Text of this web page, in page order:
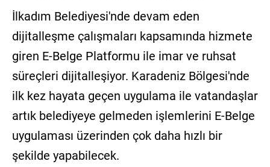
İlkadım Belediyesi'nde devam eden
dijitalleşme çalışmaları kapsamında hizmete
giren E-Belge Platformu ile imar ve ruhsat
süreçleri dijitalleşiyor. Karadeniz Bölgesi'nde
ilk kez hayata geçen uygulama ile vatandaşlar
artık belediyeye gelmeden işlemlerini E-Belge
uygulaması üzerinden çok daha hızlı bir
şekilde yapabilecek.